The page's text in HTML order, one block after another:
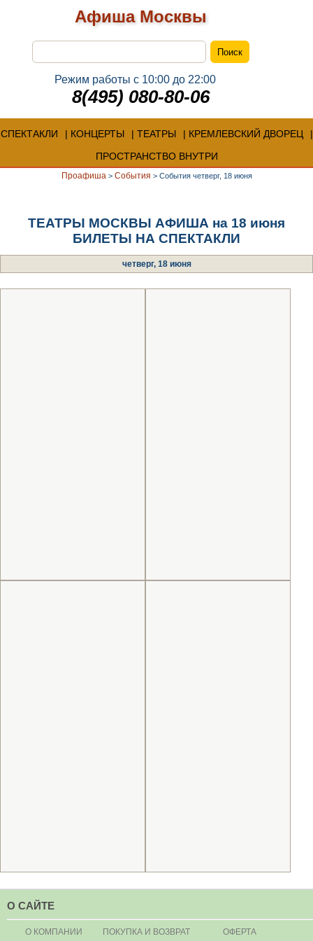
Афиша Москвы
Режим работы с 10:00 до 22:00
8(495) 080-80-06
СПЕКТАКЛИ КОНЦЕРТЫ ТЕАТРЫ
КРЕМЛЕВСКИЙ ДВОРЕЦ
ПРОСТРАНСТВО ВНУТРИ
Проафиша > События > События четверг, 18 июня
ТЕАТРЫ МОСКВЫ АФИША на 18 июня
БИЛЕТЫ НА СПЕКТАКЛИ
четверг, 18 июня
О САЙТЕ
О КОМПАНИИ ПОКУПКА И ВОЗВРАТ ОФЕРТА